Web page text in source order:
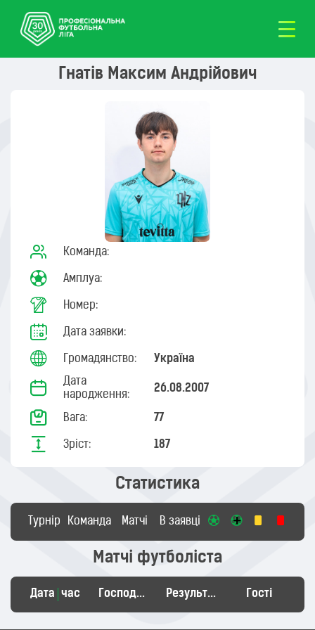
Гнатів Максим Андрійович
Команда:
Амплуа:
Номер:
Дата заявки:
Громадянство: Україна
Дата
народження:
26.08.2007
Вага: 77
Зріст: 187
Статистика
Турнір Команда Матчі В заявці
Матчі футболіста
Дата час Господарі Результат Гості